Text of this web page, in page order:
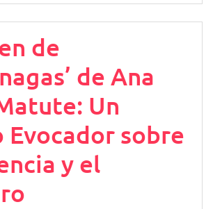
de
de Ana
Un
Evocador sobre
y el